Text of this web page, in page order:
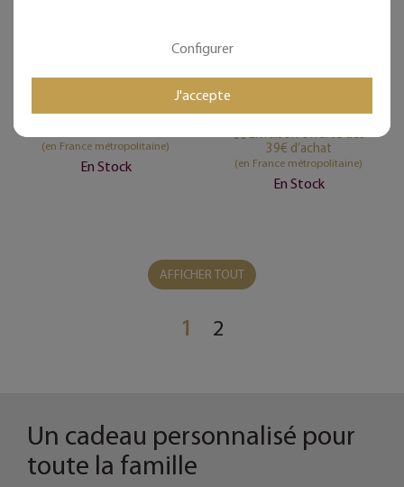
Livraison offerte dès
(en France métropolitaine)
En Stock
Nouveau
24,00 €
Livraison offerte dès
39€ d’achat
(en France métropolitaine)
En Stock
AFFICHER TOUT
1 2
Un cadeau personnalisé pour
toute la famille
Configurer
J'accepte